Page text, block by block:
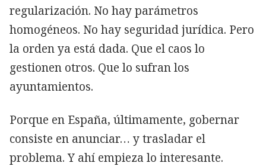
regularización. No hay parámetros
homogéneos. No hay seguridad jurídica. Pero
la orden ya está dada. Que el caos lo
gestionen otros. Que lo sufran los
ayuntamientos.
Porque en España, últimamente, gobernar
consiste en anunciar… y trasladar el
problema. Y ahí empieza lo interesante.